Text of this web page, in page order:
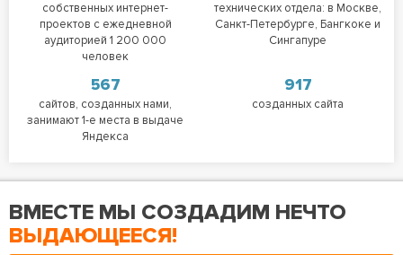
собственных интернет-
проектов с ежедневной
аудиторией 1 200 000
человек
технических отдела: в Москве,
Санкт-Петербурге, Бангкоке и
Сингапуре
567
сайтов, созданных нами,
занимают 1-е места в выдаче
Яндекса
917
созданных сайта
ВМЕСТЕ МЫ СОЗДАДИМ НЕЧТО
ВЫДАЮЩЕЕСЯ!